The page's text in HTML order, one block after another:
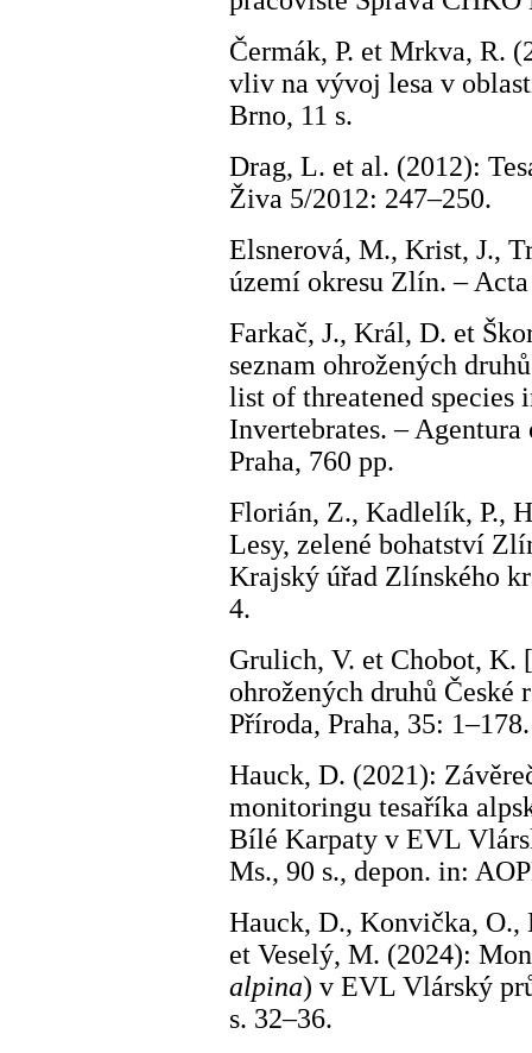
Čermák, P. et Mrkva, R.
vliv na vývoj lesa v
Brno, 11 s.
Drag, L. et al. (2012):
Živa 5/2012: 247–250.
Elsnerová, M., Krist, J.,
území okresu Zlín. –
Farkač, J., Král, D. et
seznam ohrožených
list of threatened species
Invertebrates. –
Praha, 760 pp.
Florián, Z., Kadlelík, P.,
Lesy, zelené bohatství
Krajský úřad Zlínského
4.
Grulich, V. et Chobot, K.
ohrožených druhů České
Příroda, Praha, 35: 1–178.
Hauck, D. (2021):
monitoringu tesaříka
Bílé Karpaty v EVL
Ms., 90 s., depon. in:
Hauck, D., Konvička, O.,
et Veselý, M. (2024):
alpina) v EVL Vlárský
s. 32–36.